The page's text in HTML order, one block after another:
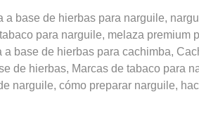
base de hierbas para narguile,
para narguile, melaza premium
base de hierbas para cachimba,
de hierbas, Marcas de tabaco para
narguile, cómo preparar narguile,